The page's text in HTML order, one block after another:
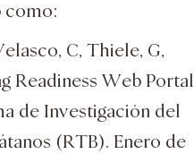
como:
C, Thiele, G,
Readiness Web Portal
de Investigación del
(RTB). Enero de